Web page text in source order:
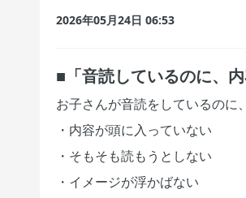
2026年05月24日 06:53
■「音読しているのに、
お子さんが音読をしているのに、
・内容が頭に入っていない
・そもそも読もうとしない
・イメージが浮かばない